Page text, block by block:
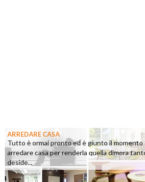
ARREDARE CASA
Tutto è ormai pronto ed è giunto il momento
arredare casa per renderla quella dimora
deside...